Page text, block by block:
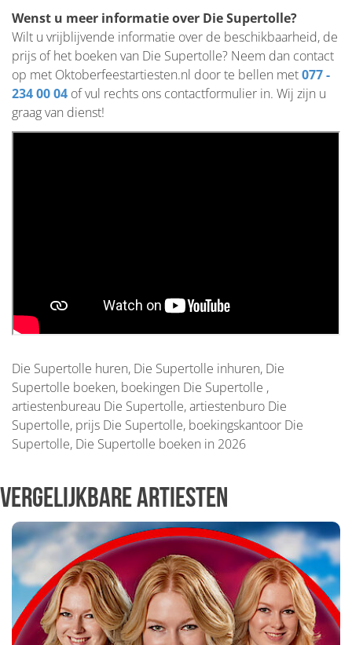
Wenst u meer informatie over Die Supertolle?
Wilt u vrijblijvende informatie over de beschikbaarheid, de
prijs of het boeken van Die Supertolle? Neem dan contact
op met Oktoberfeestartiesten.nl door te bellen met077 -
234 00 04 of vul rechts ons contactformulier in. Wij zijn u
graag van dienst!
Die Supertolle huren, Die Supertolle inhuren, Die
Supertolle boeken, boekingen Die Supertolle ,
artiestenbureau Die Supertolle, artiestenburo Die
Supertolle, prijs Die Supertolle, boekingskantoor Die
Supertolle, Die Supertolle boeken in 2026
Vergelijkbare artiesten